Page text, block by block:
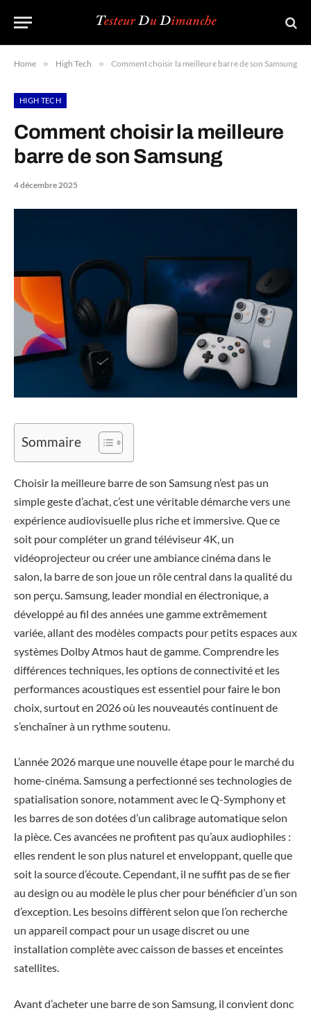
Home » High Tech » Comment choisir la meilleure barre de son Samsung
HIGH TECH
Comment choisir la meilleure
barre de son Samsung
4 décembre 2025
Sommaire
Choisir la meilleure barre de son Samsung n’est pas un
simple geste d’achat, c’est une véritable démarche vers une
expérience audiovisuelle plus riche et immersive. Que ce
soit pour compléter un grand téléviseur 4K, un
vidéoprojecteur ou créer une ambiance cinéma dans le
salon, la barre de son joue un rôle central dans la qualité du
son perçu. Samsung, leader mondial en électronique, a
développé au fil des années une gamme extrêmement
variée, allant des modèles compacts pour petits espaces aux
systèmes Dolby Atmos haut de gamme. Comprendre les
différences techniques, les options de connectivité et les
performances acoustiques est essentiel pour faire le bon
choix, surtout en 2026 où les nouveautés continuent de
s’enchaîner à un rythme soutenu.
L’année 2026 marque une nouvelle étape pour le marché du
home-cinéma. Samsung a perfectionné ses technologies de
spatialisation sonore, notamment avec le Q-Symphony et
les barres de son dotées d’un calibrage automatique selon
la pièce. Ces avancées ne profitent pas qu’aux audiophiles :
elles rendent le son plus naturel et enveloppant, quelle que
soit la source d’écoute. Cependant, il ne suffit pas de se fier
au design ou au modèle le plus cher pour bénéficier d’un son
d’exception. Les besoins diffèrent selon que l’on recherche
un appareil compact pour un usage discret ou une
installation complète avec caisson de basses et enceintes
satellites.
Avant d’acheter une barre de son Samsung, il convient donc